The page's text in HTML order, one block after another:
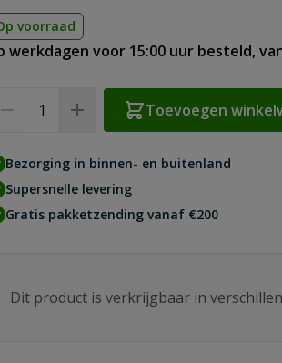
voorraad
werkdagen voor 15:00 uur besteld,
Toevoegen
Bezorging in binnen- en buitenland
Supersnelle levering
Gratis pakketzending vanaf €200
Dit product is verkrijgbaar in